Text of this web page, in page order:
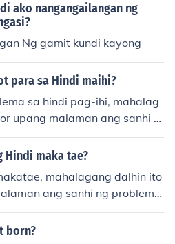
ako nangangailangan ng
Ng gamit kundi kayong
para sa Hindi maihi?
sa hindi pag-ihi, mahalag
upang malaman ang sanhi a
mga posibleng gamot ay ma
diuretics o gamot na nag-uud
laging mas mabuting kumons
professional.
Hindi maka tae?
mahalagang dalhin ito
ang sanhi ng problema.
aso ang gamot tulad ng laxat
sa kondisyon nito. Sa il
born?